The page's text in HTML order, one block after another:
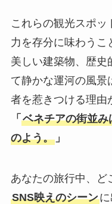
これらの観光スポ
力を存分に味わうこ
美しい建築物、歴史
て静かな運河の風景
者を惹きつける理由
「 ベネチアの街並
のよう。」
あなたの旅行中、ど
SNS映えのシーンに